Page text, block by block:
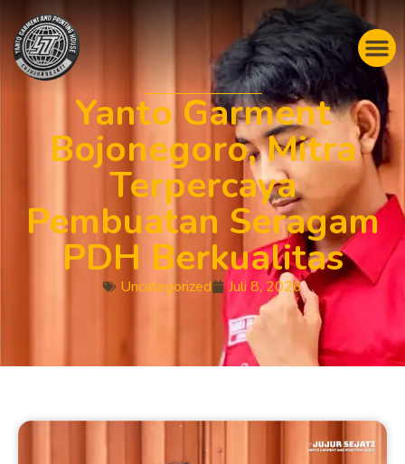
Yanto Garment
Bojonegoro, Mitra
Terpercaya
Pembuatan Seragam
PDH Berkualitas
Uncategorized Juli 8, 2026